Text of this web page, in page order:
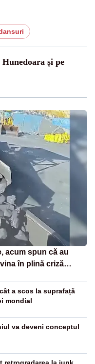
și pe
acum spun că au
în plină criză
a scos la suprafață
mondial
va deveni conceptul
retrogradarea la junk